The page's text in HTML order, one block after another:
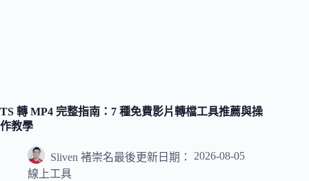
TS 轉 MP4 完整指南：7 種免費影片轉檔工具推薦與操
作教學
Sliven 褚崇名最後更新日期：
2026-08-05
線上工具